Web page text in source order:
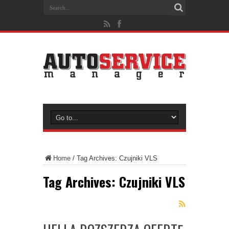
Home / Tag Archives: Czujniki VLS
Tag Archives: Czujniki VLS